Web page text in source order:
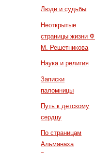
Люди и судьбы
Неоткрытые
страницы жизни Ф.
М. Решетникова
Наука и религия
Записки
паломницы
Путь к детскому
сердцу
По страницам
Альманаха